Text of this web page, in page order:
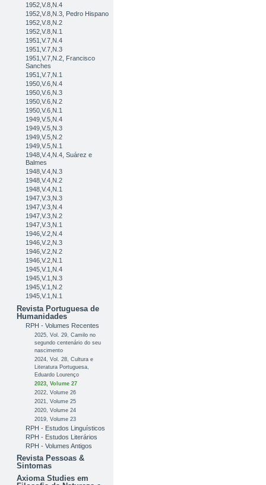
1952,V.8,N.4
1952,V.8,N.3, Pedro Hispano
1952,V.8,N.2
1952,V.8,N.1
1951,V.7,N.4
1951,V.7,N.3
1951,V.7,N.2, Francisco
Sanches
1951,V.7,N.1
1950,V.6,N.4
1950,V.6,N.3
1950,V.6,N.2
1950,V.6,N.1
1949,V.5,N.4
1949,V.5,N.3
1949,V.5,N.2
1949,V.5,N.1
1948,V.4,N.4, Suárez e
Balmes
1948,V.4,N.3
1948,V.4,N.2
1948,V.4,N.1
1947,V.3,N.3
1947,V.3,N.4
1947,V.3,N.2
1947,V.3,N.1
1946,V.2,N.4
1946,V.2,N.3
1946,V.2,N.2
1946,V.2,N.1
1945,V.1,N.4
1945,V.1,N.3
1945,V.1,N.2
1945,V.1,N.1
Revista Portuguesa de
Humanidades
RPH - Volumes Recentes
2025, Vol. 29, Camilo no
segundo centenário do seu
nascimento
2024, Vol. 28, Cultura e
Literatura Portuguesa,
Eduardo Lourenço
2023, Volume 27
2022, Volume 26
2021, Volume 25
2020, Volume 24
2019, Volume 23
RPH - Estudos Linguísticos
RPH - Estudos Literários
RPH - Volumes Antigos
Revista Pessoas &
Sintomas
Axioma Studies em